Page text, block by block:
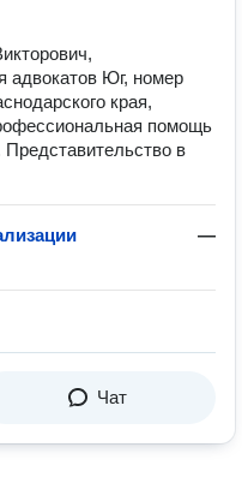
адвокатов Юг, номер
края,
помощь
в
—
Чат